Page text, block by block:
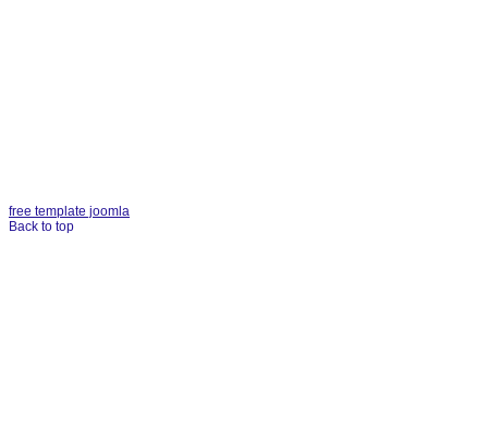
free template joomla
Back to top